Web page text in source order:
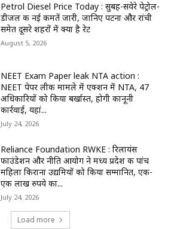
Petrol Diesel Price Today : सुबह-सवेरे पेट्रोल-
डीजल की नई कीमतें जारी, जानिए पटना और रांची
समेत दूसरे शहरों में क्या है रेट
August 5, 2026
NEET Exam Paper leak NTA action :
NEET पेपर लीक मामले में एक्शन में NTA, 47
अधिकारियों को किया बर्खास्त, होगी कानूनी
कार्रवाई, यहां...
July 24, 2026
Reliance Foundation RWKE : रिलायंस
फाउंडेशन और नीति आयोग ने मध्य प्रदेश की पांच
महिला किराना उद्यमियों को किया सम्मानित, एक-
एक लाख रुपये का...
July 24, 2026
Load more